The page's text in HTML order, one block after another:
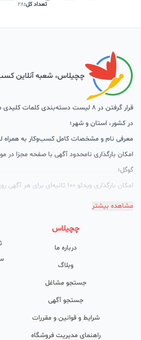
تعداد کل:28
چچیلاس، شعبه آنلاین
قرار گرفتن در 8 لیست دسته‌بندی
در کشور، استان و شهر؛
معرفی نام و مشخصات کامل کسب‌وکار به همراه
امکان بارگذاری نامحدود آگهی با صفحه مجزا
گوگل؛
امکان بارگذاری ویدئو 100 ثانیه‌ای برای هر آگهی روی سرور چچیلاس؛
گالری تصاویر محصول؛
پشتیبانی حرفه‌ای را هم به سبد خدماتش اضافه
امکان پشتیبان اختصاصی به محض ورود هر
وکمک پشتیبان‌ها در تولید محتوا و سئونویسی به
طوری فراهم کرده که تا الان کسب‌وکارهای فعال
کلیدی بسیار خوبی رتبه دریافت کرده و
مشاهده بیشتر
چچیلاس
درباره ما
وبلاگ
جستجو مشاغل
جستجو آگهی
شرایط و قوانین و مقررات
راهنمای مدیریت فروشگاه